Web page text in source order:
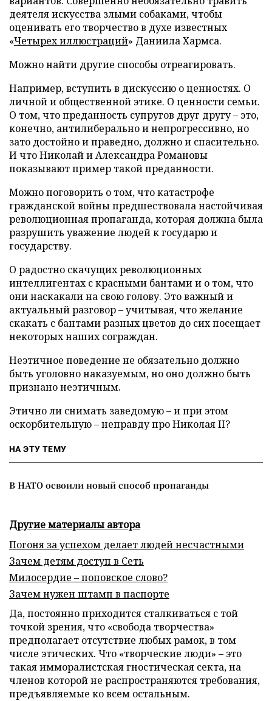
деятеля искусства злыми собаками, чтобы
оценивать его творчество в духе известных
«Четырех иллюстраций» Даниила Хармса.
Можно найти другие способы отреагировать.
Например, вступить в дискуссию о ценностях. О
личной и общественной этике. О ценности семьи.
О том, что преданность супругов друг другу – это,
конечно, антилиберально и непрогрессивно, но
зато достойно и праведно, должно и спасительно.
И что Николай и Александра Романовы
показывают пример такой преданности.
Можно поговорить о том, что катастрофе
гражданской войны предшествовала настойчивая
революционная пропаганда, которая должна была
разрушить уважение людей к государю и
государству.
О радостно скачущих революционных
интеллигентах с красными бантами и о том, что
они наскакали на свою голову. Это важный и
актуальный разговор – учитывая, что желание
скакать с бантами разных цветов до сих посещает
некоторых наших сограждан.
Неэтичное поведение не обязательно должно
быть уголовно наказуемым, но оно должно быть
признано неэтичным.
Этично ли снимать заведомую – и при этом
оскорбительную – неправду про Николая II?
НА ЭТУ ТЕМУ
В НАТО освоили новый способ пропаганды
Другие материалы автора
Погоня за успехом делает людей несчастными
Зачем детям доступ в Сеть
Милосердие – поповское слово?
Зачем нужен штамп в паспорте
Да, постоянно приходится сталкиваться с той
точкой зрения, что «свобода творчества»
предполагает отсутствие любых рамок, в том
числе этических. Что «творческие люди» – это
такая имморалистская гностическая секта, на
членов которой не распространяются требования,
предъявляемые ко всем остальным.